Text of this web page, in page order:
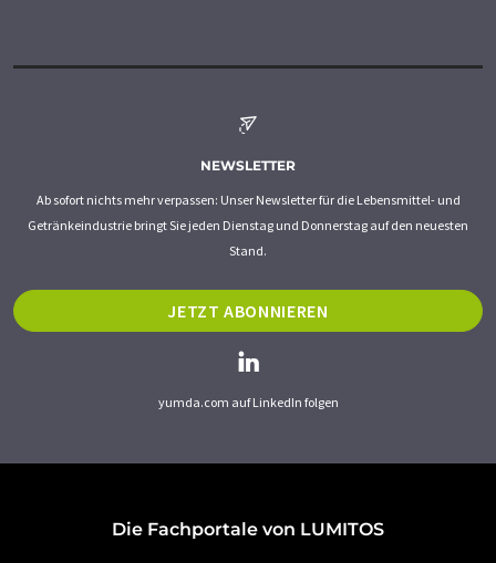
NEWSLETTER
Ab sofort nichts mehr verpassen: Unser Newsletter für die Lebensmittel- und
Getränkeindustrie bringt Sie jeden Dienstag und Donnerstag auf den neuesten
Stand.
JETZT ABONNIEREN
yumda.com auf LinkedIn folgen
Die Fachportale von LUMITOS